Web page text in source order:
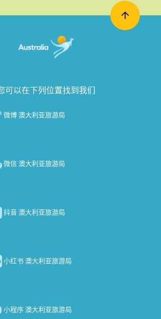
可以在下列位置找到我们
微博 澳大利亚旅游局
微信 澳大利亚旅游局
抖音 澳大利亚旅游局
小红书 澳大利亚旅游局
小程序 澳大利亚旅游局